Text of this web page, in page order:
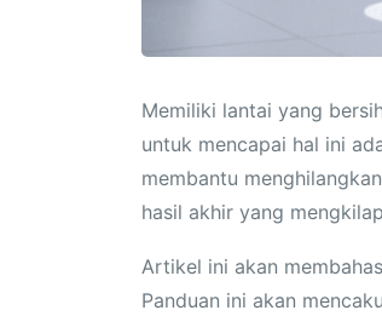
Memiliki lantai yang
untuk mencapai hal ini
membantu
hasil akhir yang
Artikel ini akan
Panduan ini akan